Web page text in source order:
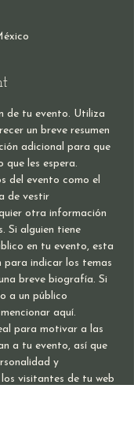
de tu evento. Utiliza
un breve resumen
adicional para que
que les espera.
del evento como el
de vestir
otra información
Si alguien tiene
en tu evento, esta
para indicar los temas
breve biografía. Si
a un público
aquí.
para motivar a las
a tu evento, así que
y
visitantes de tu web